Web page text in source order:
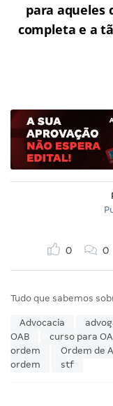
para aqueles
completa e a
0 0
Tudo que sabemos
Advocacia
OAB
curso para
ordem
Ordem de
ordem
stf